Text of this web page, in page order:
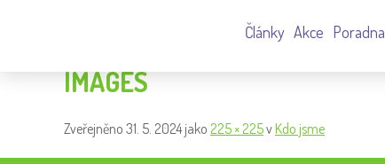
Články Akce Poradna
IMAGES
Zveřejněno 31. 5. 2024 jako 225 × 225v Kdo jsme